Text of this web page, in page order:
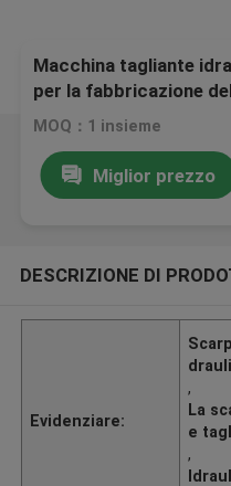
Macchina tagliante
per la fabbricazione
MOQ：1 insieme
Miglior prezzo
DESCRIZIONE DI
Evidenziare:
,
La
e
,